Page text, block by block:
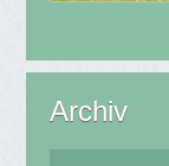
Archiv